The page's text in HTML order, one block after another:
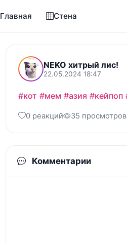
Главная Стена
NEKO хитрый лис!
22.05.2024 18:47
#кот #мем #азия #кейпоп
0 реакций 35 просмотров
Комментарии